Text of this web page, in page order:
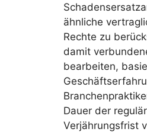
ähnliche
Rechte zu
damit
bearbeiten,
Dauer der
Verjährungsfrist